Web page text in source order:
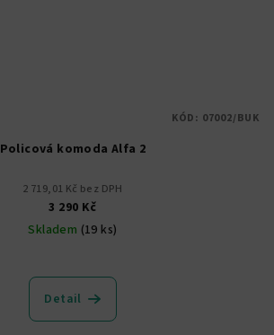
Policová komoda Alfa 2
2 719,01 Kč bez DPH
3 290 Kč
Skladem (19 ks)
hodnocení
produktu
Detail
KÓD: 07002/BUK